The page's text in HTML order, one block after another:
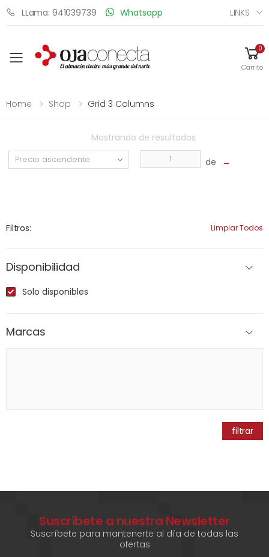
LLama: 941039739 Whatsapp LINKS
Toggle mobile menu
0
Carrito
Home Shop Grid 3 Columns
Mostrando de resultados
de →
Filtros: Limpiar Todos
Disponibilidad
Solo disponibles
Marcas
filtrar
Suscríbete a nuestra Newsletter
Suscríbete para mantenerte al día de todas las
ofertas